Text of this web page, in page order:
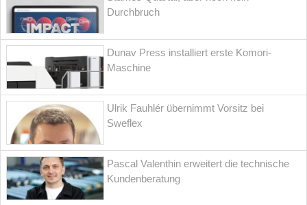
Durchbruch
Dunav Press installiert erste Komori-
Maschine
Ulrik Fauhlér übernimmt Vorsitz bei
Sweflex
Pascal Valenthin erweitert die technische
Kundenberatung